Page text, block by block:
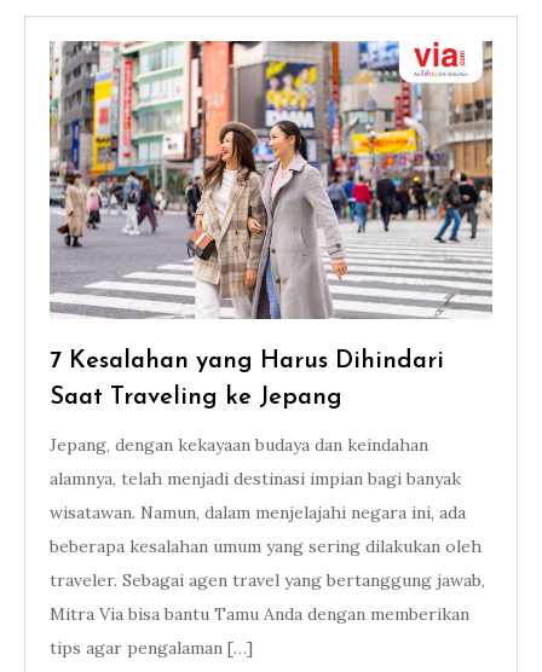
7 Kesalahan yang Harus Dihindari
Saat Traveling ke Jepang
Jepang, dengan kekayaan budaya dan keindahan
alamnya, telah menjadi destinasi impian bagi banyak
wisatawan. Namun, dalam menjelajahi negara ini, ada
beberapa kesalahan umum yang sering dilakukan oleh
traveler. Sebagai agen travel yang bertanggung jawab,
Mitra Via bisa bantu Tamu Anda dengan memberikan
tips agar pengalaman […]